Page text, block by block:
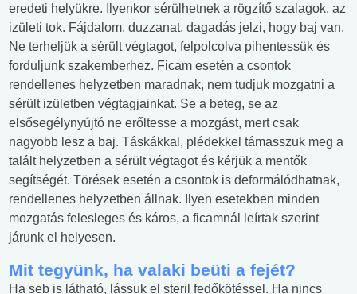
eredeti helyükre. Ilyenkor sérülhetnek a rögzítő szalagok, az
izületi tok. Fájdalom, duzzanat, dagadás jelzi, hogy baj van.
Ne terheljük a sérült végtagot, felpolcolva pihentessük és
forduljunk szakemberhez. Ficam esetén a csontok
rendellenes helyzetben maradnak, nem tudjuk mozgatni a
sérült izületben végtagjainkat. Se a beteg, se az
elsősegélynyújtó ne erőltesse a mozgást, mert csak
nagyobb lesz a baj. Táskákkal, plédekkel támasszuk meg a
talált helyzetben a sérült végtagot és kérjük a mentők
segítségét. Törések esetén a csontok is deformálódhatnak,
rendellenes helyzetben állnak. Ilyen esetekben minden
mozgatás felesleges és káros, a ficamnál leírtak szerint
járunk el helyesen.
Mit tegyünk, ha valaki beüti a fejét?
Ha seb is látható, lássuk el steril fedőkötéssel. Ha nincs